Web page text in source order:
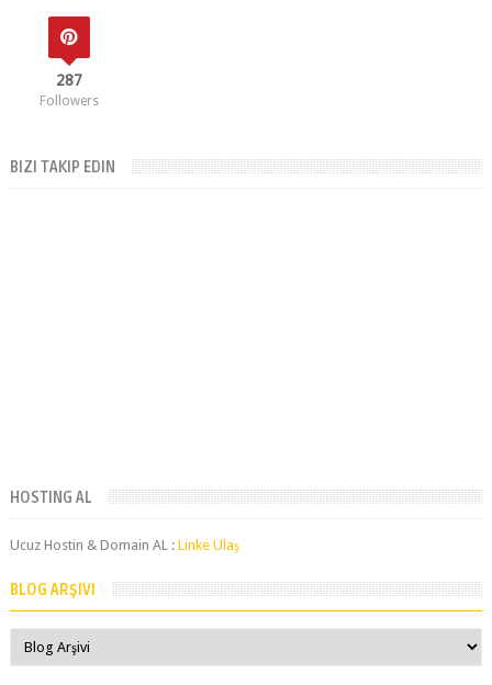
287
Followers
BIZI TAKIP EDIN
HOSTING AL
Ucuz Hostin & Domain AL : Linke Ulaş
BLOG ARŞIVI